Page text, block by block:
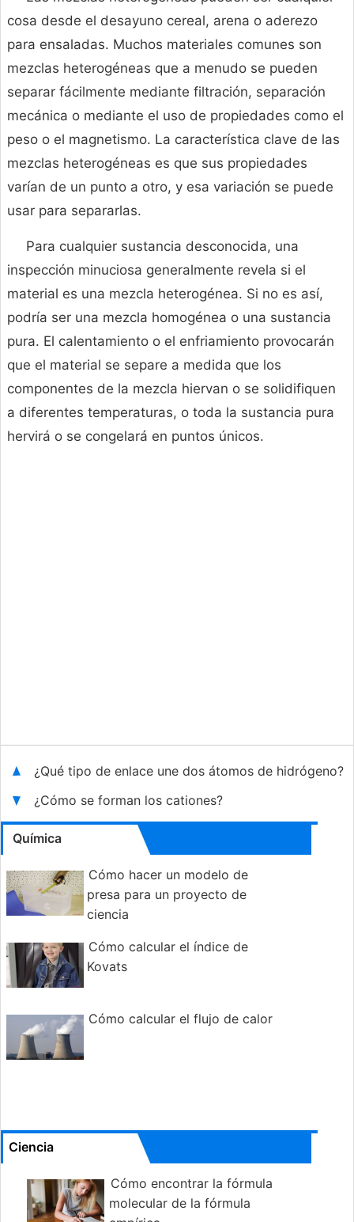
cosa desde el desayuno cereal, arena o aderezo
para ensaladas. Muchos materiales comunes son
mezclas heterogéneas que a menudo se pueden
separar fácilmente mediante filtración, separación
mecánica o mediante el uso de propiedades como el
peso o el magnetismo. La característica clave de las
mezclas heterogéneas es que sus propiedades
varían de un punto a otro, y esa variación se puede
usar para separarlas.
Para cualquier sustancia desconocida, una
inspección minuciosa generalmente revela si el
material es una mezcla heterogénea. Si no es así,
podría ser una mezcla homogénea o una sustancia
pura. El calentamiento o el enfriamiento provocarán
que el material se separe a medida que los
componentes de la mezcla hiervan o se solidifiquen
a diferentes temperaturas, o toda la sustancia pura
hervirá o se congelará en puntos únicos.
¿Qué tipo de enlace une dos átomos de hidrógeno?
¿Cómo se forman los cationes?
Química
Cómo hacer un modelo de
presa para un proyecto de
ciencia
Cómo calcular el índice de
Kovats
Cómo calcular el flujo de calor
Ciencia
Cómo encontrar la fórmula
molecular de la fórmula